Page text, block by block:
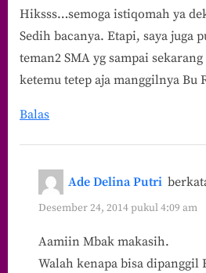
Hiksss…semoga istiqomah ya
Sedih bacanya. Etapi, saya juga
teman2 SMA yg sampai
ketemu tetep aja manggilnya Bu
Balas
Ade Delina Putri
Desember 24, 2014 pukul 4:09 am
Aamiin Mbak makasih.
Walah kenapa bisa dipanggil